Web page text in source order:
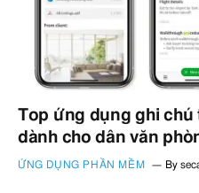
Top ứng dụng ghi chú
dành cho dân văn
ỨNG DỤNG PHẦN MỀM By